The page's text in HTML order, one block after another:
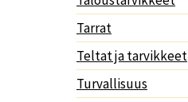
Tarrat
Teltat ja tarvikkeet
Turvallisuus